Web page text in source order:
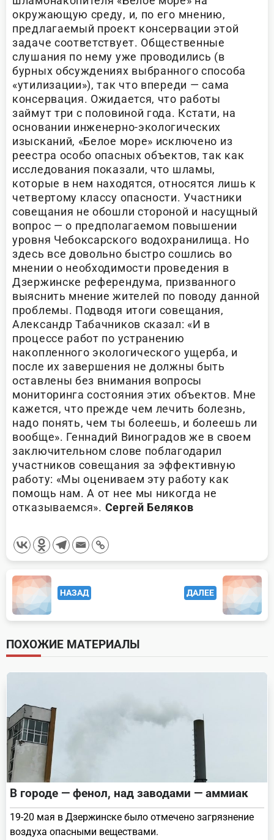
окружающую среду, и, по его мнению,
предлагаемый проект консервации этой
задаче соответствует. Общественные
слушания по нему уже проводились (в
бурных обсуждениях выбранного способа
«утилизации»), так что впереди — сама
консервация. Ожидается, что работы
займут три с половиной года. Кстати, на
основании инженерно-экологических
изысканий, «Белое море» исключено из
реестра особо опасных объектов, так как
исследования показали, что шламы,
которые в нем находятся, относятся лишь к
четвертому классу опасности. Участники
совещания не обошли стороной и насущный
вопрос — о предполагаемом повышении
уровня Чебоксарского водохранилища. Но
здесь все довольно быстро сошлись во
мнении о необходимости проведения в
Дзержинске референдума, призванного
выяснить мнение жителей по поводу данной
проблемы. Подводя итоги совещания,
Александр Табачников сказал: «И в
процессе работ по устранению
накопленного экологического ущерба, и
после их завершения не должны быть
оставлены без внимания вопросы
мониторинга состояния этих объектов. Мне
кажется, что прежде чем лечить болезнь,
надо понять, чем ты болеешь, и болеешь ли
вообще». Геннадий Виноградов же в своем
заключительном слове поблагодарил
участников совещания за эффективную
работу: «Мы оцениваем эту работу как
помощь нам. А от нее мы никогда не
отказываемся». Сергей Беляков
<span
class="nav-
subtitle
screen-
reader-
text">Page</span>
НАЗАД ДАЛЕЕ
ПОХОЖИЕ МАТЕРИАЛЫ
В городе — фенол, над заводами — аммиак
19-20 мая в Дзержинске было отмечено загрязнение
воздуха опасными веществами.